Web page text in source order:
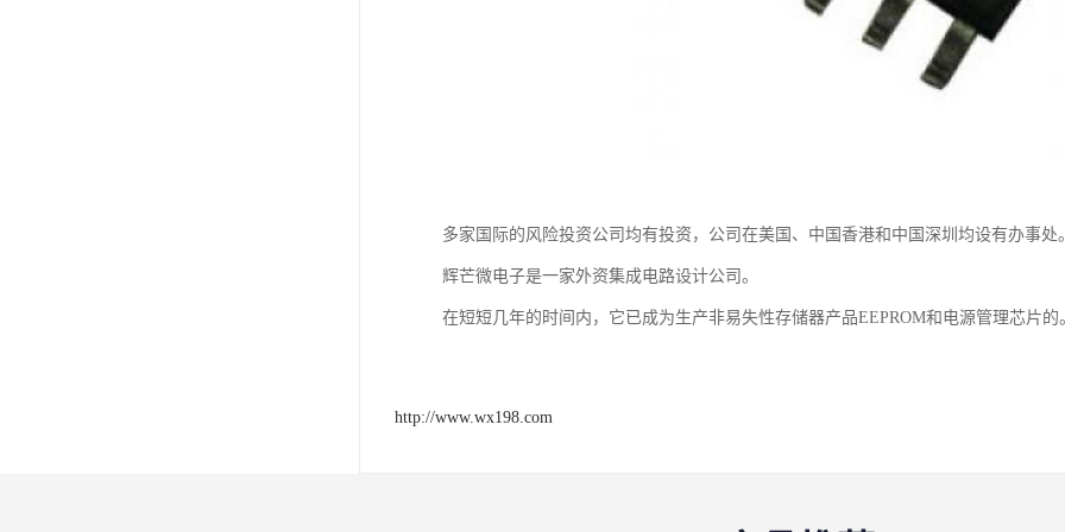
多家国际的风险投资公司均有投资，公司在美国、中国香港和中国深圳均设有办事处
辉芒微电子是一家外资集成电路设计公司。
在短短几年的时间内，它已成为生产非易失性存储器产品EEPROM和电源管理芯片的
http://www.wx198.com